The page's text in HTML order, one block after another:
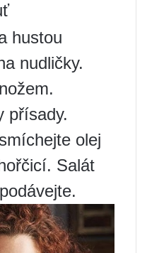
hustou
nudličky.
přísady.
olej
Salát